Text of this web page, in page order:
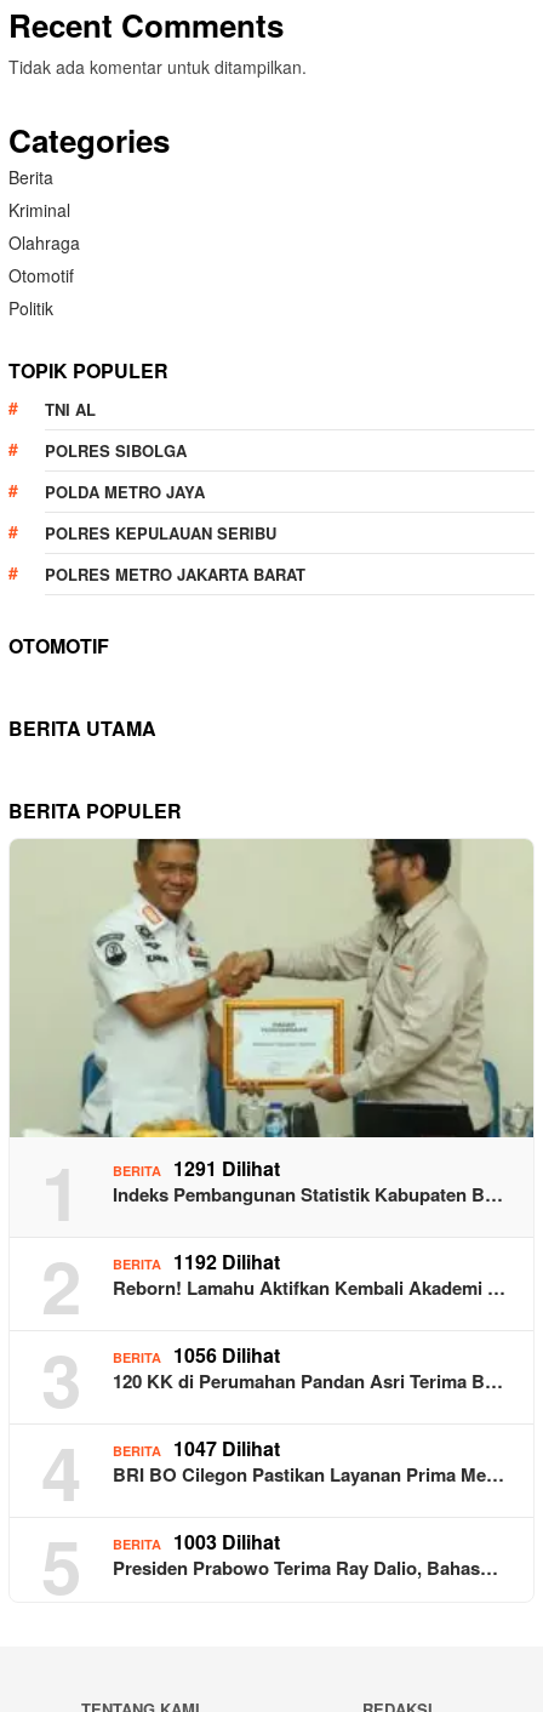
Recent Comments
Tidak ada komentar untuk ditampilkan.
Categories
Berita
Kriminal
Olahraga
Otomotif
Politik
TOPIK POPULER
TNI AL
POLRES SIBOLGA
POLDA METRO JAYA
POLRES KEPULAUAN SERIBU
POLRES METRO JAKARTA BARAT
OTOMOTIF
BERITA UTAMA
BERITA POPULER
1 BERITA 1291 Dilihat
Indeks Pembangunan Statistik Kabupaten B…
2 BERITA 1192 Dilihat
Reborn! Lamahu Aktifkan Kembali Akademi …
3 BERITA 1056 Dilihat
120 KK di Perumahan Pandan Asri Terima B…
4 BERITA 1047 Dilihat
BRI BO Cilegon Pastikan Layanan Prima Me…
5 BERITA 1003 Dilihat
Presiden Prabowo Terima Ray Dalio, Bahas…